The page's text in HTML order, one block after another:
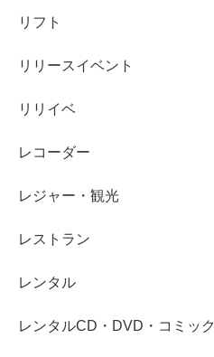
リフト
リリースイベント
リリイベ
レコーダー
レジャー・観光
レストラン
レンタル
レンタルCD・DVD・コミック